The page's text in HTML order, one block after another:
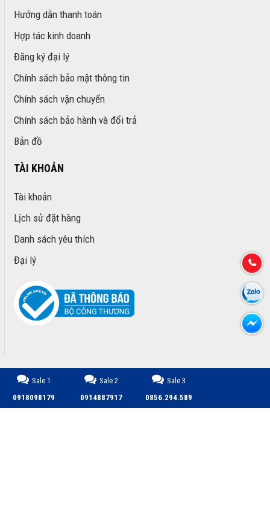
Hướng dẫn thanh toán
Hợp tác kinh doanh
Đăng ký đại lý
Chính sách bảo mật thông tin
Chính sách vận chuyển
Chính sách bảo hành và đổi trả
Bản đồ
TÀI KHOẢN
Tài khoản
Lịch sử đặt hàng
Danh sách yêu thích
Đại lý
Sale 1
0918098179
Sale 2
0914887917
Sale 3
0856.294.589